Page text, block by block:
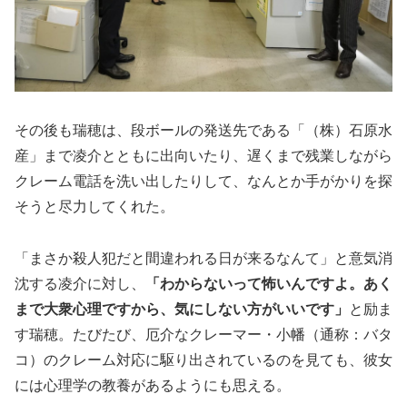
その後も瑞穂は、段ボールの発送先である「（株）石原水
産」まで凌介とともに出向いたり、遅くまで残業しながら
クレーム電話を洗い出したりして、なんとか手がかりを探
そうと尽力してくれた。
「まさか殺人犯だと間違われる日が来るなんて」と意気消
沈する凌介に対し、
「わからないって怖いんですよ。あく
まで大衆心理ですから、気にしない方がいいです」
と励ま
す瑞穂。たびたび、厄介なクレーマー・小幡（通称：バタ
コ）のクレーム対応に駆り出されているのを見ても、彼女
には心理学の教養があるようにも思える。